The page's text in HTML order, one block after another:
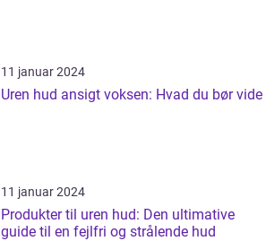
11 januar 2024
Uren hud ansigt voksen: Hvad du bør vide
11 januar 2024
Produkter til uren hud: Den ultimative
guide til en fejlfri og strålende hud